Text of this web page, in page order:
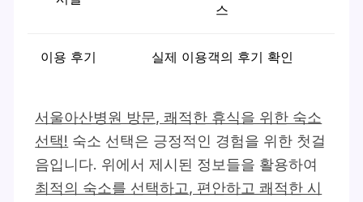
스
이용 후기 실제 이용객의 후기 확인
서울아산병원 방문, 쾌적한 휴식을 위한 숙소
선택! 숙소 선택은 긍정적인 경험을 위한 첫걸
음입니다. 위에서 제시된 정보들을 활용하여
최적의 숙소를 선택하고, 편안하고 쾌적한 시